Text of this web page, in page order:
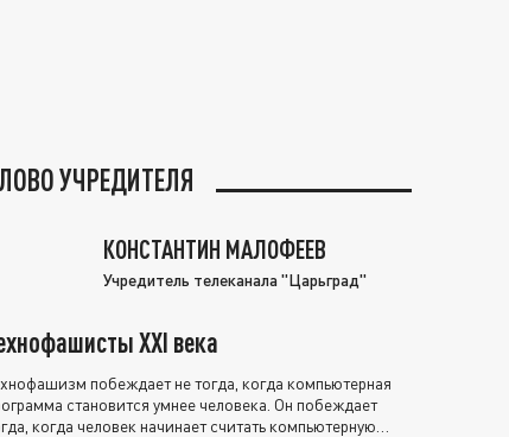
УЧРЕДИТЕЛЯ
КОНСТАНТИН МАЛОФЕЕВ
Учредитель телеканала "Царьград"
XXI века
побеждает не тогда, когда компьютерная
становится умнее человека. Он побеждает
когда человек начинает считать компьютерную